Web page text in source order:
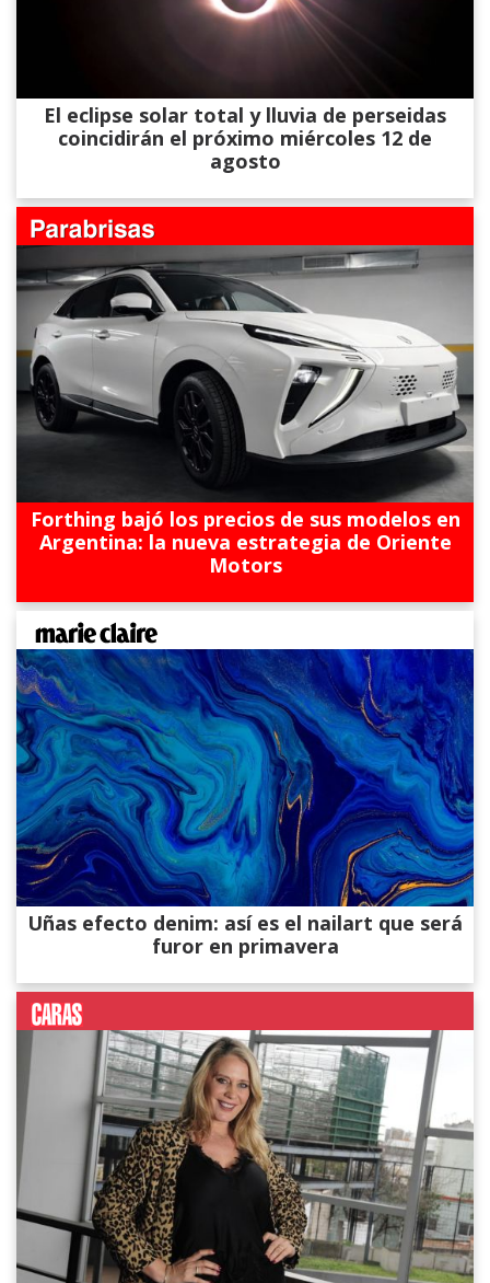
El eclipse solar total y lluvia de perseidas
coincidirán el próximo miércoles 12 de
agosto
Forthing bajó los precios de sus modelos en
Argentina: la nueva estrategia de Oriente
Motors
Uñas efecto denim: así es el nailart que será
furor en primavera